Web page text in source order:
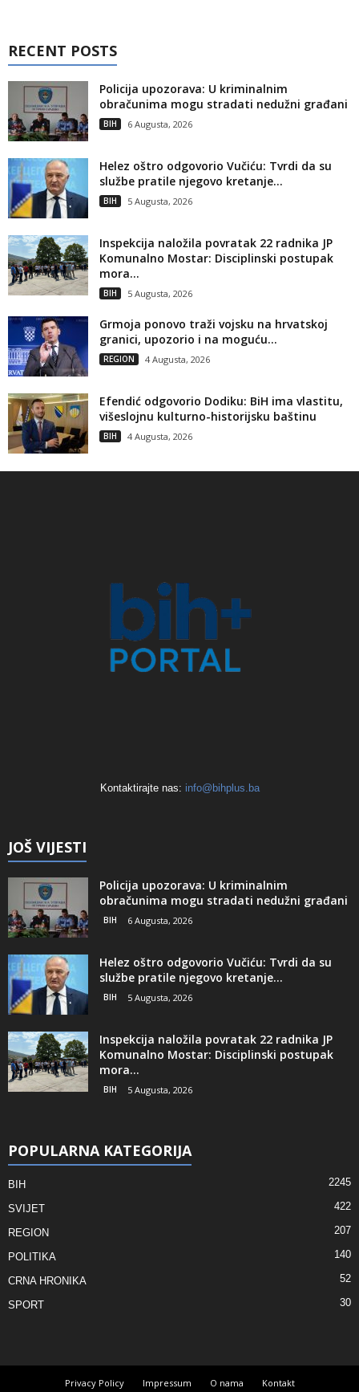
RECENT POSTS
Policija upozorava: U kriminalnim
obračunima mogu stradati nedužni građani
BIH 6 Augusta, 2026
Helez oštro odgovorio Vučiću: Tvrdi da su
službe pratile njegovo kretanje...
BIH 5 Augusta, 2026
Inspekcija naložila povratak 22 radnika JP
Komunalno Mostar: Disciplinski postupak
mora...
BIH 5 Augusta, 2026
Grmoja ponovo traži vojsku na hrvatskoj
granici, upozorio i na moguću...
REGION 4 Augusta, 2026
Efendić odgovorio Dodiku: BiH ima vlastitu,
višeslojnu kulturno-historijsku baštinu
BIH 4 Augusta, 2026
Kontaktirajte nas: info@bihplus.ba
JOŠ VIJESTI
Policija upozorava: U kriminalnim
obračunima mogu stradati nedužni građani
BIH 6 Augusta, 2026
Helez oštro odgovorio Vučiću: Tvrdi da su
službe pratile njegovo kretanje...
BIH 5 Augusta, 2026
Inspekcija naložila povratak 22 radnika JP
Komunalno Mostar: Disciplinski postupak
mora...
BIH 5 Augusta, 2026
POPULARNA KATEGORIJA
BIH 2245
SVIJET 422
REGION 207
POLITIKA 140
CRNA HRONIKA 52
SPORT 30
Privacy Policy Impressum O nama Kontakt